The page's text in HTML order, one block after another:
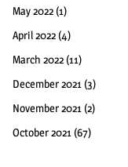
May 2022 (1)
April 2022 (4)
March 2022 (11)
December 2021 (3)
November 2021 (2)
October 2021 (67)